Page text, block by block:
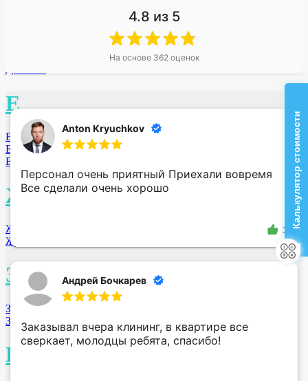
Е
Екатеринбург
Елец
Ессентуки
Ж
Железногорск
Жуковский
З
Заринск
Заречный
И
4.8 из 5
На основе 362оценок
Anton Kryuchkov
Персонал очень приятный Приехали вовремя
Все сделали очень хорошо
3
Андрей Бочкарев
Заказывал вчера клининг, в квартире все
сверкает, молодцы ребята, спасибо!
Калькулятор стоимости